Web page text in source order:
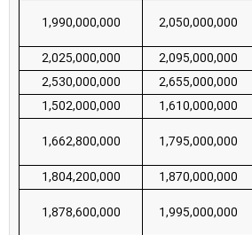
2,050,000,000
1,990,000,000
2,095,000,000
2,025,000,000
2,655,000,000
2,530,000,000
1,610,000,000
1,502,000,000
1,795,000,000
1,662,800,000
1,870,000,000
1,804,200,000
1,995,000,000
1,878,600,000